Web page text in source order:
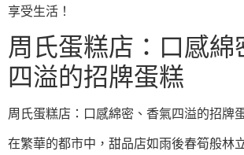
享受生活！
周氏蛋糕店：口感綿
四溢的招牌蛋糕
周氏蛋糕店：口感綿密、香氣四溢的招牌
在繁華的都市中，甜品店如雨後春筍般林